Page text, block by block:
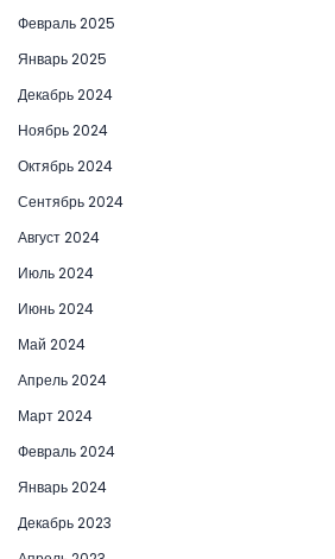
Февраль 2025
Январь 2025
Декабрь 2024
Ноябрь 2024
Октябрь 2024
Сентябрь 2024
Август 2024
Июль 2024
Июнь 2024
Май 2024
Апрель 2024
Март 2024
Февраль 2024
Январь 2024
Декабрь 2023